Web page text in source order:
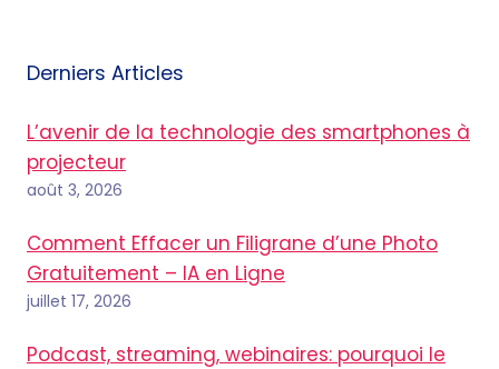
Derniers Articles
L’avenir de la technologie des smartphones à
projecteur
août 3, 2026
Comment Effacer un Filigrane d’une Photo
Gratuitement – IA en Ligne
juillet 17, 2026
Podcast, streaming, webinaires: pourquoi le